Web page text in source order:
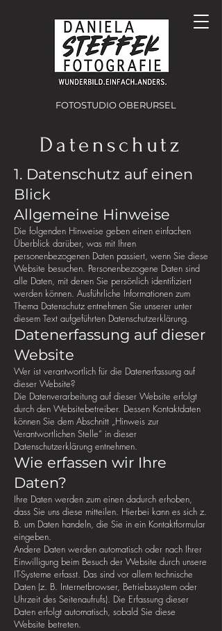
FOTOSTUDIO OBERURSEL
Datenschutz
1. Datenschutz auf einen
Blick
Allgemeine Hinweise
Die folgenden Hinweise geben einen einfachen
Überblick darüber, was mit Ihren
personenbezogenen Daten passiert, wenn Sie diese
Website besuchen. Personenbezogene Daten sind
alle Daten, mit denen Sie persönlich identifiziert
werden können. Ausführliche Informationen zum
Thema Datenschutz entnehmen Sie unserer unter
diesem Text aufgeführten Datenschutzerklärung.
Datenerfassung auf dieser
Website
Wer ist verantwortlich für die Datenerfassung auf
dieser Website?
Die Datenverarbeitung auf dieser Website erfolgt
durch den Websitebetreiber. Dessen Kontaktdaten
können Sie dem Abschnitt „Hinweis zur
Verantwortlichen Stelle“ in dieser
Datenschutzerklärung entnehmen.
Wie erfassen wir Ihre
Daten?
Ihre Daten werden zum einen dadurch erhoben,
dass Sie uns diese mitteilen. Hierbei kann es sich z.
B. um Daten handeln, die Sie in ein Kontaktformular
eingeben.
Andere Daten werden automatisch oder nach Ihrer
Einwilligung beim Besuch der Website durch unsere
IT-Systeme erfasst. Das sind vor allem technische
Daten (z. B. Internetbrowser, Betriebssystem oder
Uhrzeit des Seitenaufrufs). Die Erfassung dieser
Daten erfolgt automatisch, sobald Sie diese
Website betreten.